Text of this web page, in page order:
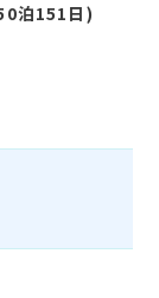
泊151日)